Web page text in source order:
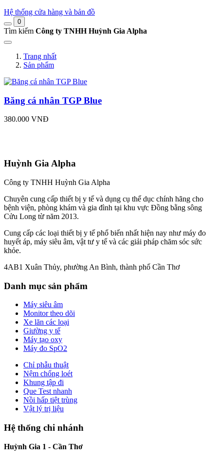
Hệ thống cửa hàng và bản đồ
0
Tìm kiếm Công ty TNHH Huỳnh Gia Alpha
Trang nhất
Sản phẩm
Băng cá nhân TGP Blue
380.000 VNĐ
Huỳnh Gia Alpha
Công ty TNHH Huỳnh Gia Alpha
Chuyên cung cấp thiết bị y tế và dụng cụ thể dục chính hãng cho
bệnh viện, phòng khám và gia đình tại khu vực Đồng bằng sông
Cửu Long từ năm 2013.
Cung cấp các loại thiết bị y tế phổ biến nhất hiện nay như máy đo
huyết áp, máy siêu âm, vật tư y tế và các giải pháp chăm sóc sức
khỏe.
4AB1 Xuân Thủy, phường An Bình, thành phố Cần Thơ
Danh mục sản phẩm
Máy siêu âm
Monitor theo dõi
Xe lăn các loại
Giường y tế
Máy tạo oxy
Máy đo SpO2
Chỉ phẫu thuật
Nệm chống loét
Khung tập đi
Que Test nhanh
Nồi hấp tiệt trùng
Vật lý trị liệu
Hệ thống chi nhánh
Huỳnh Gia 1 - Cần Thơ